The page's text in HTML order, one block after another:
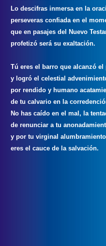
Lo descifras inmersa en la
perseveras confiada en el
que en pasajes del Nuevo
profetizó será su exaltación.
Tú eres el barro que alcanzó el
y logró el celestial
por rendido y humano
de tu calvario en la
No has caído en el mal, la
de renunciar a tu
y por tu virginal alumbramiento
eres el cauce de la salvación.